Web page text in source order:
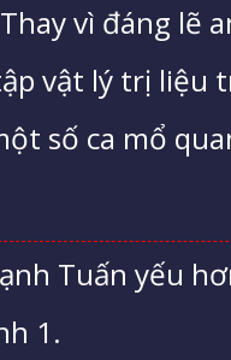
vì đáng lẽ
vật lý trị liệu
số ca mổ